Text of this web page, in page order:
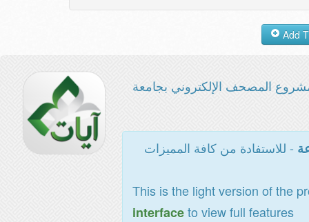
المصحف الإلكتروني بجامعة
- للاستفادة من كافة المميزات
This is the light version of the
interfaceto view full features